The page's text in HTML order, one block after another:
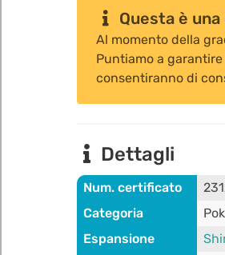
Questa è una
Al momento della
Puntiamo a
consentiranno di
Dettagli
Num. certificato
Categoria
Espansione